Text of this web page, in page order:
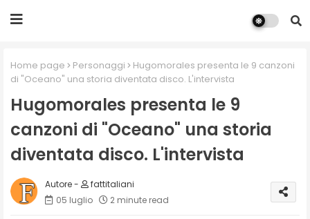
Home page Personaggi
Hugomorales presenta le 9 canzoni
di "Oceano" una storia diventata disco. L'intervista
Hugomorales presenta le 9
canzoni di "Oceano" una storia
diventata disco. L'intervista
fattitaliani
05 luglio
2 minute read